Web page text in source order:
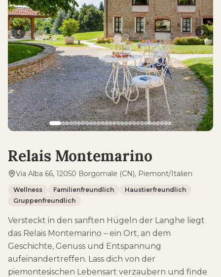
Relais Montemarino
Via Alba 66, 12050 Borgomale (CN), Piemont/Italien
Wellness Familienfreundlich
Haustierfreundlich
Gruppenfreundlich
Versteckt in den sanften Hügeln der Langhe liegt
das Relais Montemarino – ein Ort, an dem
Geschichte, Genuss und Entspannung
aufeinandertreffen. Lass dich von der
piemontesischen Lebensart verzaubern und finde